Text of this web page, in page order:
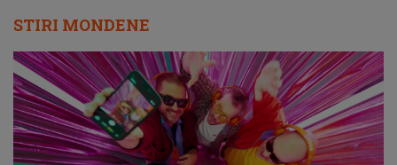
STIRI MONDENE